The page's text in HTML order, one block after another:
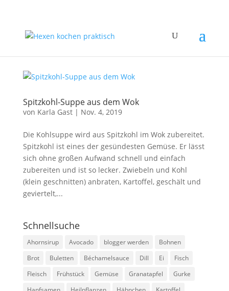
Spitzkohl-Suppe aus dem Wok
von Karla Gast| Nov. 4, 2019
Die Kohlsuppe wird aus Spitzkohl im Wok zubereitet.
Spitzkohl ist eines der gesündesten Gemüse. Er lässt
sich ohne großen Aufwand schnell und einfach
zubereiten und ist so lecker. Zwiebeln und Kohl
(klein geschnitten) anbraten, Kartoffel, geschält und
geviertelt,...
Schnellsuche
Ahornsirup Avocado blogger werden
Bohnen
Brot
Buletten Béchamelsauce Dill Ei
Fisch
Fleisch
Frühstück Gemüse Granatapfel
Gurke